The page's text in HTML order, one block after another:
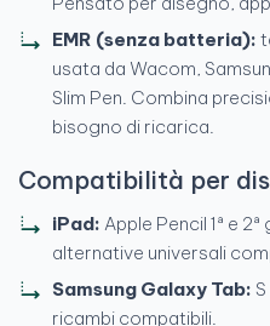
EMR (senza batteria):
usata da Wacom,
Slim Pen. Combina
bisogno di ricarica.
Compatibilità per
iPad: Apple Pencil 1ª e
alternative universali
Samsung Galaxy Tab:
ricambi compatibili.